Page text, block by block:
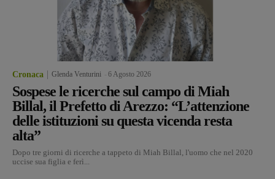
Cronaca Glenda Venturini 6 Agosto 2026
Sospese le ricerche sul campo di Miah
Billal, il Prefetto di Arezzo: “L’attenzione
delle istituzioni su questa vicenda resta
alta”
Dopo tre giorni di ricerche a tappeto di Miah Billal, l'uomo che nel 2020
uccise sua figlia e ferì...